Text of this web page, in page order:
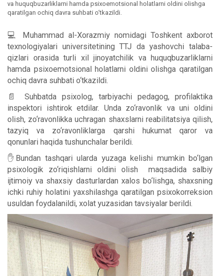
va huquqbuzarliklarni hamda psixoemotsional holatlarni oldini olishga
qaratilgan ochiq davra suhbati o‘tkazildi.
💻 Muhammad al-Xorazmiy nomidagi Toshkent axborot
texnologiyalari universitetining TTJ da yashovchi talaba-
qizlari orasida turli xil jinoyatchilik va huquqbuzarliklarni
hamda psixoemotsional holatlarni oldini olishga qaratilgan
ochiq davra suhbati o‘tkazildi.
📄 Suhbatda psixolog, tarbiyachi pedagog, profilaktika
inspektori ishtirok etdilar. Unda zo‘ravonlik va uni oldini
olish, zo‘ravonlikka uchragan shaxslarni reabilitatsiya qilish,
tazyiq va zo‘ravonliklarga qarshi hukumat qaror va
qonunlari haqida tushunchalar berildi.
✋Bundan tashqari ularda yuzaga kelishi mumkin bo‘lgan
psixologik zo‘riqishlarni oldini olish maqsadida salbiy
ijtimoiy va shaxsiy dasturlardan xalos bo‘lishga, shaxsning
ichki ruhiy holatini yaxshilashga qaratilgan psixokorreksion
usuldan foydalanildi, xolat yuzasidan tavsiyalar berildi.